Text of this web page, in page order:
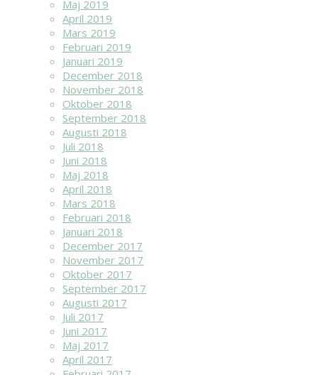
Maj 2019
April 2019
Mars 2019
Februari 2019
Januari 2019
December 2018
November 2018
Oktober 2018
September 2018
Augusti 2018
Juli 2018
Juni 2018
Maj 2018
April 2018
Mars 2018
Februari 2018
Januari 2018
December 2017
November 2017
Oktober 2017
September 2017
Augusti 2017
Juli 2017
Juni 2017
Maj 2017
April 2017